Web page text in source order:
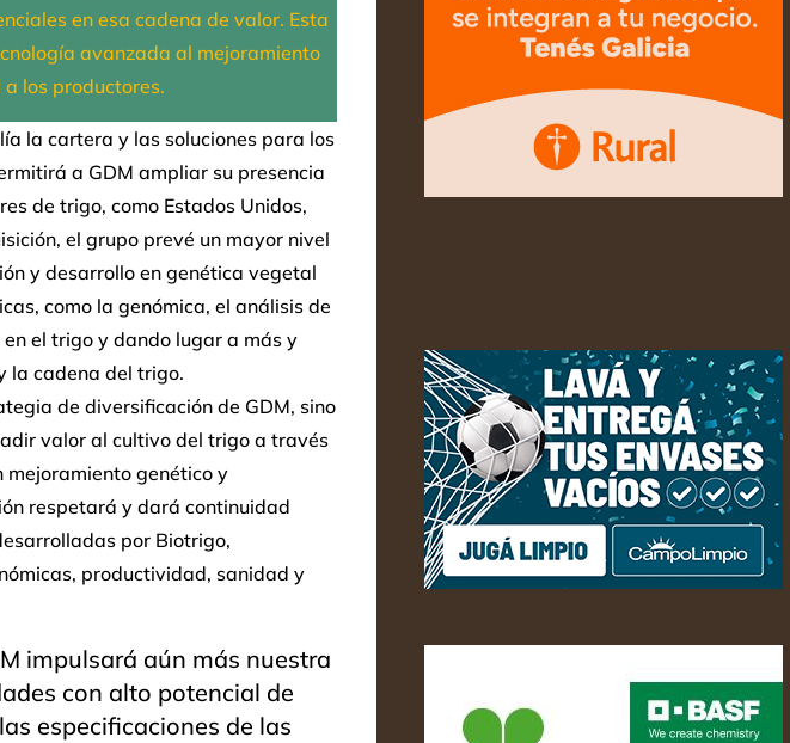
en esa cadena de valor. Esta
avanzada al mejoramiento
los productores.
la cartera y las soluciones para los
a GDM ampliar su presencia
de trigo, como Estados Unidos,
el grupo prevé un mayor nivel
y desarrollo en genética vegetal
como la genómica, el análisis de
el trigo y dando lugar a más y
la cadena del trigo.
de diversificación de GDM, sino
valor al cultivo del trigo a través
mejoramiento genético y
respetará y dará continuidad
por Biotrigo,
productividad, sanidad y
impulsará aún más nuestra
con alto potencial de
especificaciones de las